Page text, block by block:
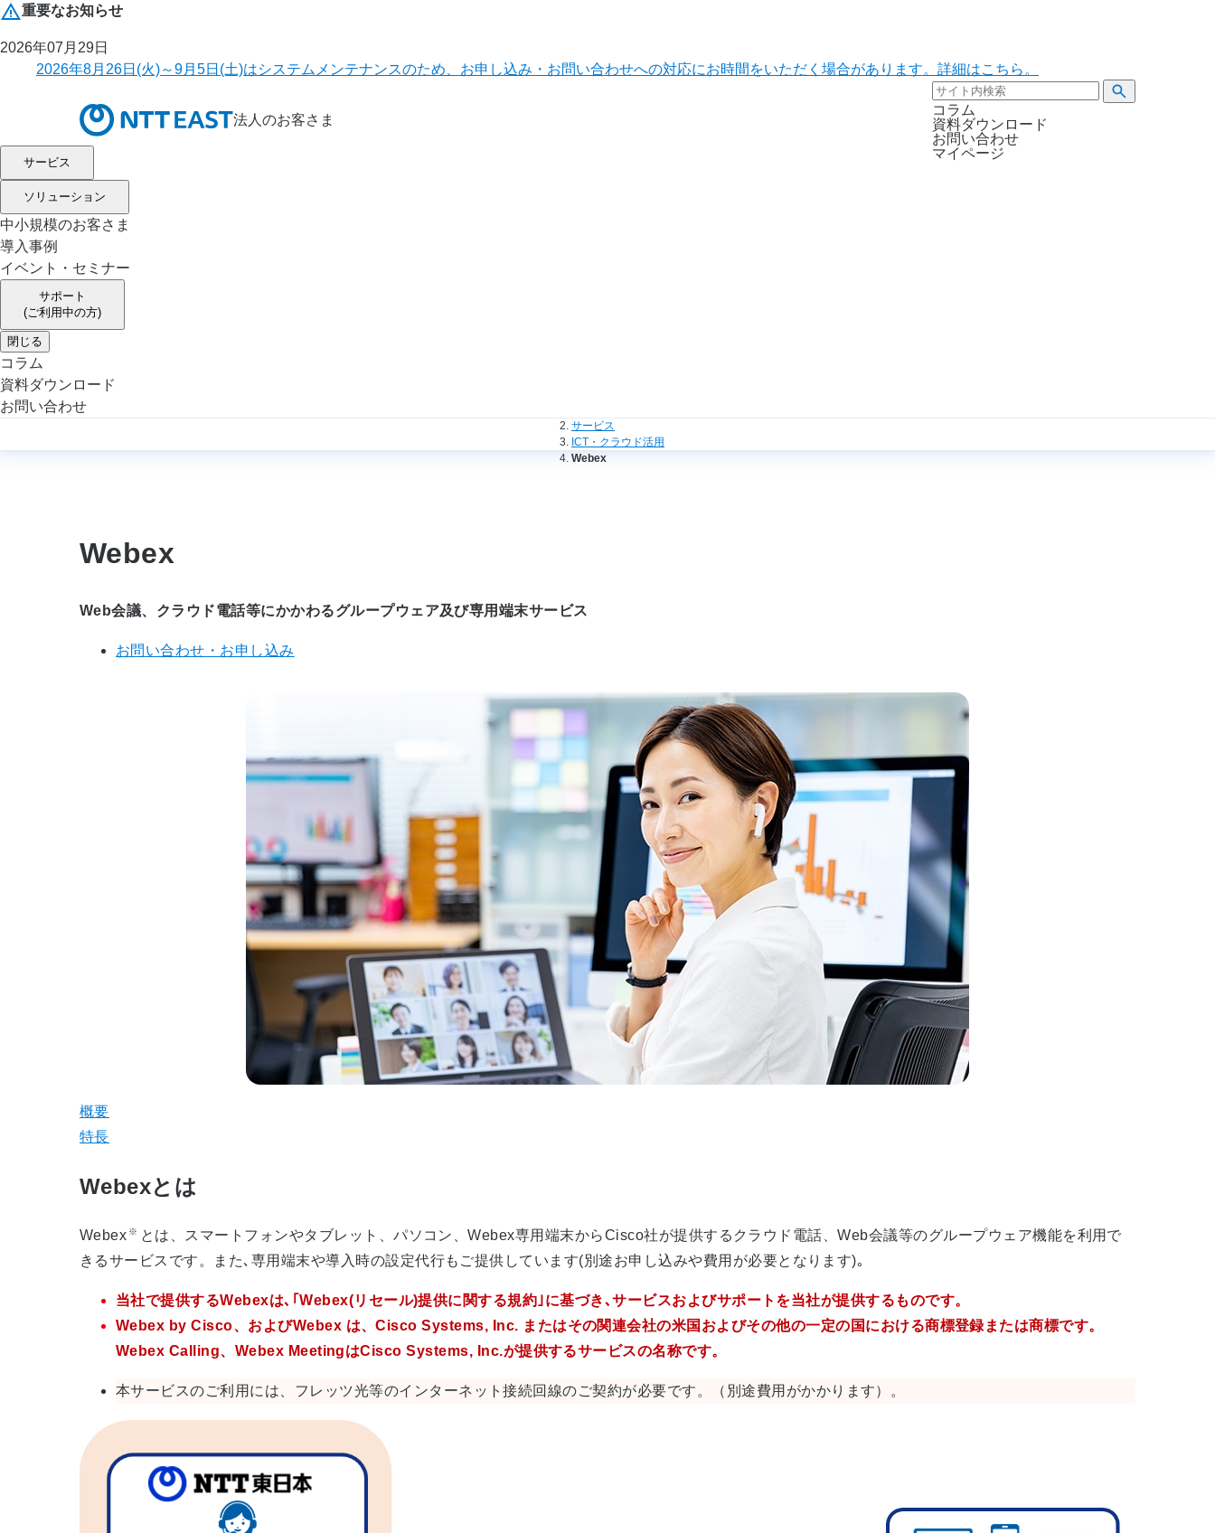
重要なお知らせ
2026年07月29日
2026年8月26日(火)～9月5日(土)はシステムメンテナンスのため、お申し込み・お問い合わせへの対応にお時間をいただく場合があります。詳細はこちら。
法人のお客さま
コラム
資料ダウンロード
お問い合わせ
マイページ
サービス
ソリューション
中小規模のお客さま
導入事例
イベント・セミナー
サポート
(ご利用中の方)
閉じる
コラム
資料ダウンロード
お問い合わせ
サービス
ICT・クラウド活用
Webex
Webex
Web会議、クラウド電話等にかかわるグループウェア及び専用端末サービス
お問い合わせ・お申し込み
概要
特長
Webexとは
Webex ※ とは、スマートフォンやタブレット、パソコン、Webex専用端末からCisco社が提供するクラウド電話、Web会議等のグループウェア機能を利用で
きるサービスです。また､専用端末や導入時の設定代行もご提供しています(別途お申し込みや費用が必要となります)｡
当社で提供するWebexは､｢Webex(リセール)提供に関する規約｣に基づき､サービスおよびサポートを当社が提供するものです。
Webex by Cisco、およびWebex は、Cisco Systems, Inc. またはその関連会社の米国およびその他の一定の国における商標登録または商標です。
Webex Calling、Webex MeetingはCisco Systems, Inc.が提供するサービスの名称です。
本サービスのご利用には、フレッツ光等のインターネット接続回線のご契約が必要です。（別途費用がかかります）。